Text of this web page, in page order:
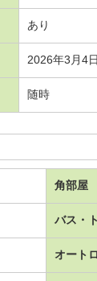
あり
2026年3月4日
随時
角部屋
バス・
オート